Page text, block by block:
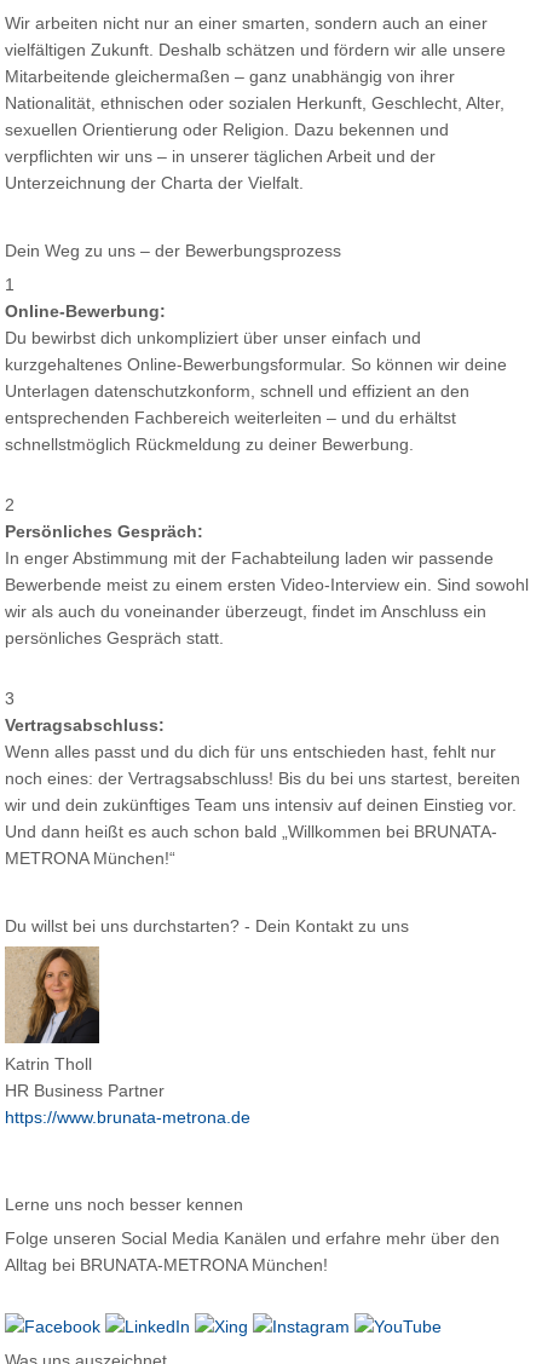
Wir arbeiten nicht nur an einer smarten, sondern auch an einer
vielfältigen Zukunft. Deshalb schätzen und fördern wir alle unsere
Mitarbeitende gleichermaßen – ganz unabhängig von ihrer
Nationalität, ethnischen oder sozialen Herkunft, Geschlecht, Alter,
sexuellen Orientierung oder Religion. Dazu bekennen und
verpflichten wir uns – in unserer täglichen Arbeit und der
Unterzeichnung der Charta der Vielfalt.
Dein Weg zu uns – der Bewerbungsprozess
1
Online-Bewerbung:
Du bewirbst dich unkompliziert über unser einfach und
kurzgehaltenes Online-Bewerbungsformular. So können wir deine
Unterlagen datenschutzkonform, schnell und effizient an den
entsprechenden Fachbereich weiterleiten – und du erhältst
schnellstmöglich Rückmeldung zu deiner Bewerbung.
2
Persönliches Gespräch:
In enger Abstimmung mit der Fachabteilung laden wir passende
Bewerbende meist zu einem ersten Video-Interview ein. Sind sowohl
wir als auch du voneinander überzeugt, findet im Anschluss ein
persönliches Gespräch statt.
3
Vertragsabschluss:
Wenn alles passt und du dich für uns entschieden hast, fehlt nur
noch eines: der Vertragsabschluss! Bis du bei uns startest, bereiten
wir und dein zukünftiges Team uns intensiv auf deinen Einstieg vor.
Und dann heißt es auch schon bald „Willkommen bei BRUNATA-
METRONA München!“
Du willst bei uns durchstarten? - Dein Kontakt zu uns
Katrin Tholl
HR Business Partner
https://www.brunata-metrona.de
Lerne uns noch besser kennen
Folge unseren Social Media Kanälen und erfahre mehr über den
Alltag bei BRUNATA-METRONA München!